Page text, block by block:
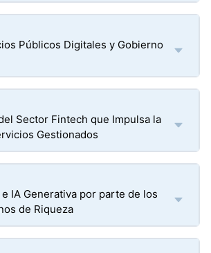
Públicos Digitales y Gobierno
Sector Fintech que Impulsa la
Gestionados
IA Generativa por parte de los
de Riqueza